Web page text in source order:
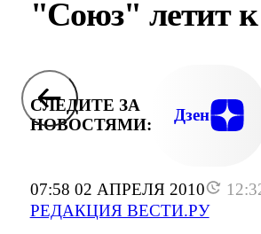
07:58 02 АПРЕЛЯ 2010
РЕДАКЦИЯ ВЕСТИ.РУ
"Союз" летит
СЛЕДИТЕ ЗА
НОВОСТЯМИ:
Дзен